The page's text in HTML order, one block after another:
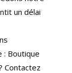
un délai
: Boutique
Contactez